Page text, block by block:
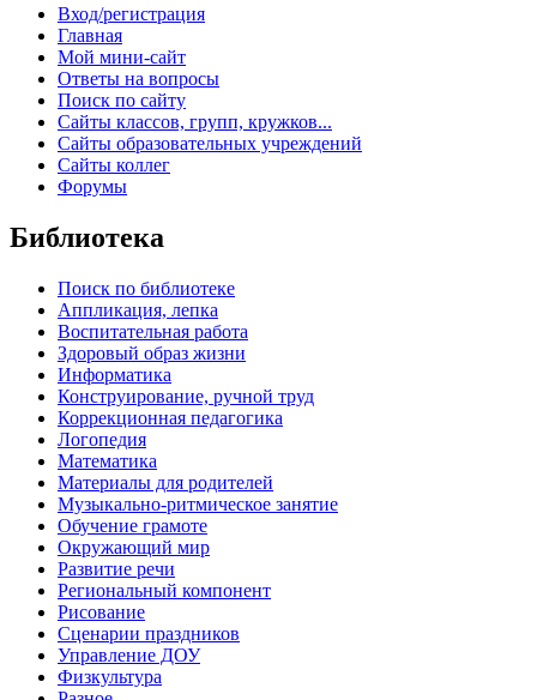
Вход/регистрация
Главная
Мой мини-сайт
Ответы на вопросы
Поиск по сайту
Сайты классов, групп, кружков...
Сайты образовательных учреждений
Сайты коллег
Форумы
Библиотека
Поиск по библиотеке
Аппликация, лепка
Воспитательная работа
Здоровый образ жизни
Информатика
Конструирование, ручной труд
Коррекционная педагогика
Логопедия
Математика
Материалы для родителей
Музыкально-ритмическое занятие
Обучение грамоте
Окружающий мир
Развитие речи
Региональный компонент
Рисование
Сценарии праздников
Управление ДОУ
Физкультура